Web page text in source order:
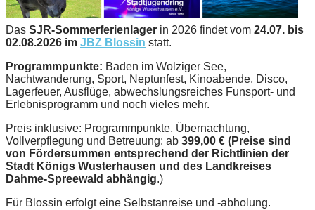
Das SJR-Sommerferienlager in 2026 findet vom 24.07. bis
02.08.2026 im JBZ Blossin statt.
Programmpunkte: Baden im Wolziger See,
Nachtwanderung, Sport, Neptunfest, Kinoabende, Disco,
Lagerfeuer, Ausflüge, abwechslungsreiches Funsport- und
Erlebnisprogramm und noch vieles mehr.
Preis inklusive: Programmpunkte, Übernachtung,
Vollverpflegung und Betreuung: ab 399,00 € (Preise sind
von Fördersummen entsprechend der Richtlinien der
Stadt Königs Wusterhausen und des Landkreises
Dahme-Spreewald abhängig.)
Für Blossin erfolgt eine Selbstanreise und -abholung.